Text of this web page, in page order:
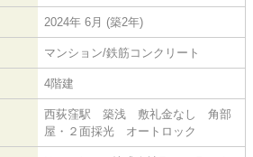
2024年 6月 (築2年)
マンション/鉄筋コンクリート
4階建
西荻窪駅 築浅 敷礼金なし 角部
屋・２面採光 オートロック